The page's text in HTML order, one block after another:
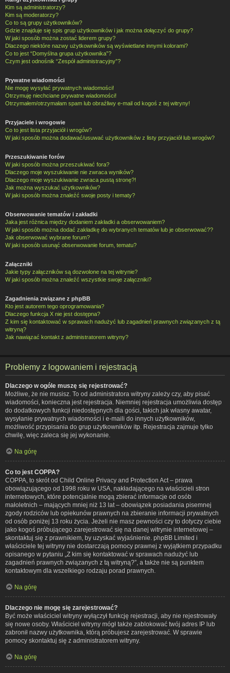
Kim są administratorzy?
Kim są moderatorzy?
Co to są grupy użytkowników?
Gdzie znajduje się spis grup użytkowników i jak można dołączyć do grupy?
W jaki sposób można zostać liderem grupy?
Dlaczego niektóre nazwy użytkowników są wyświetlane innymi kolorami?
Co to jest “Domyślna grupa użytkownika”?
Czym jest odnośnik “Zespół administracyjny”?
Prywatne wiadomości
Nie mogę wysyłać prywatnych wiadomości!
Otrzymuję niechciane prywatne wiadomości!
Otrzymałem/otrzymałam spam lub obraźliwy e-mail od kogoś z tej witryny!
Przyjaciele i wrogowie
Co to jest lista przyjaciół i wrogów?
W jaki sposób można dodawać/usuwać użytkowników z listy przyjaciół lub wrogów?
Przeszukiwanie forów
W jaki sposób można przeszukiwać fora?
Dlaczego moje wyszukiwanie nie zwraca wyników?
Dlaczego moje wyszukiwanie zwraca pustą stronę?!
Jak można wyszukać użytkowników?
W jaki sposób można znaleźć swoje posty i tematy?
Obserwowanie tematów i zakładki
Jaka jest różnica między dodaniem zakładki a obserwowaniem?
W jaki sposób można dodać zakładkę do wybranych tematów lub je obserwować??
Jak obserwować wybrane forum?
W jaki sposób usunąć obserwowanie forum, tematu?
Załączniki
Jakie typy załączników są dozwolone na tej witrynie?
W jaki sposób można znaleźć wszystkie swoje załączniki?
Zagadnienia związane z phpBB
Kto jest autorem tego oprogramowania?
Dlaczego funkcja X nie jest dostępna?
Z kim się kontaktować w sprawach nadużyć lub zagadnień prawnych związanych z tą
witryną?
Jak nawiązać kontakt z administratorem witryny?
Problemy z logowaniem i rejestracją
Dlaczego w ogóle muszę się rejestrować?
Możliwe, że nie musisz. To od administratora witryny zależy czy, aby pisać
wiadomości, konieczna jest rejestracja. Niemniej rejestracja umożliwia dostęp
do dodatkowych funkcji niedostępnych dla gości, takich jak własny awatar,
wysyłanie prywatnych wiadomości i e-maili do innych użytkowników,
możliwość przypisania do grup użytkowników itp. Rejestracja zajmuje tylko
chwilę, więc zaleca się jej wykonanie.
Na górę
Co to jest COPPA?
COPPA, to skrót od Child Online Privacy and Protection Act – prawa
obowiązującego od 1998 roku w USA, nakładającego na właścicieli stron
internetowych, które potencjalnie mogą zbierać informacje od osób
małoletnich – mających mniej niż 13 lat – obowiązek posiadania pisemnej
zgody rodziców lub opiekunów prawnych na zbieranie informacji prywatnych
od osób poniżej 13 roku życia. Jeżeli nie masz pewności czy to dotyczy ciebie
jako kogoś próbującego zarejestrować się na danej witrynie internetowej –
skontaktuj się z prawnikiem, by uzyskać wyjaśnienie. phpBB Limited i
właściciele tej witryny nie dostarczają pomocy prawnej z wyjątkiem przypadku
opisanego w pytaniu „Z kim się kontaktować w sprawach nadużyć lub
zagadnień prawnych związanych z tą witryną?”, a także nie są punktem
kontaktowym dla wszelkiego rodzaju porad prawnych.
Na górę
Dlaczego nie mogę się zarejestrować?
Być może właściciel witryny wyłączył funkcję rejestracji, aby nie rejestrowały
się nowe osoby. Właściciel witryny mógł także zablokować twój adres IP lub
zabronił nazwy użytkownika, którą próbujesz zarejestrować. W sprawie
pomocy skontaktuj się z administratorem witryny.
Na górę